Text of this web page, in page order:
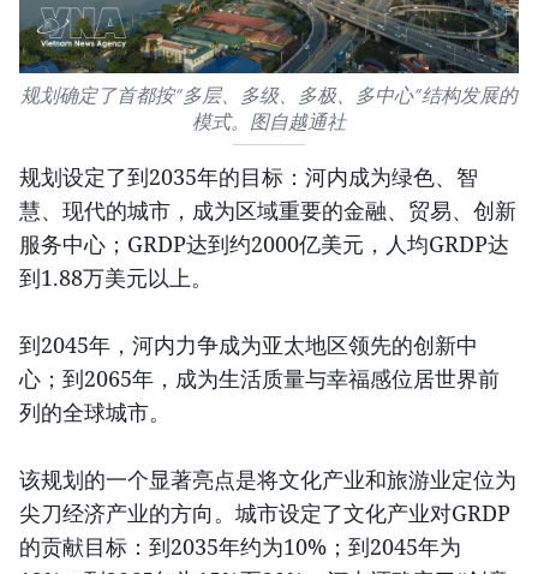
规划确定了首都按“多层、多级、多极、多中心”结构发展的
模式。图自越通社
规划设定了到2035年的目标：河内成为绿色、智
慧、现代的城市，成为区域重要的金融、贸易、创新
服务中心；GRDP达到约2000亿美元，人均GRDP达
到1.88万美元以上。
到2045年，河内力争成为亚太地区领先的创新中
心；到2065年，成为生活质量与幸福感位居世界前
列的全球城市。
该规划的一个显著亮点是将文化产业和旅游业定位为
尖刀经济产业的方向。城市设定了文化产业对GRDP
的贡献目标：到2035年约为10%；到2045年为